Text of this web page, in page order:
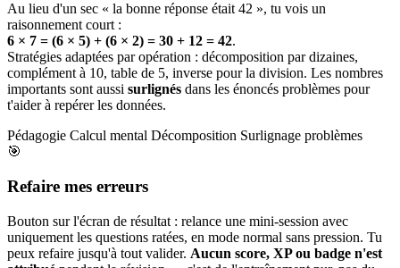
Au lieu d'un sec « la bonne réponse était 42 », tu vois un
raisonnement court :
6 × 7 = (6 × 5) + (6 × 2) = 30 + 12 = 42.
Stratégies adaptées par opération : décomposition par dizaines,
complément à 10, table de 5, inverse pour la division. Les nombres
importants sont aussi surlignés dans les énoncés problèmes pour
t'aider à repérer les données.
Pédagogie Calcul mental Décomposition Surlignage problèmes
🎯
Refaire mes erreurs
Bouton sur l'écran de résultat : relance une mini-session avec
uniquement les questions ratées, en mode normal sans pression. Tu
peux refaire jusqu'à tout valider. Aucun score, XP ou badge n'est